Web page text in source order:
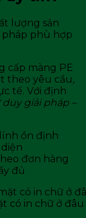
lượng sản
pháp phù hợp
cấp màng PE
theo yêu cầu,
tế. Với định
duy giải pháp –
ổn định
đơn hàng
đủ
có in chữ ở